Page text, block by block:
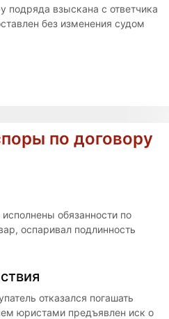
подряда взыскана с ответчика
без изменения судом
по договору
обязанности по
оспаривал подлинность
отказался погашать
юристами предъявлен иск о